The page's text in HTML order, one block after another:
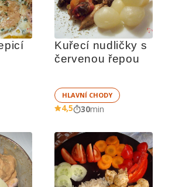
Kuřecí nudličky s
červenou řepou
HLAVNÍ CHODY
4,5 30min